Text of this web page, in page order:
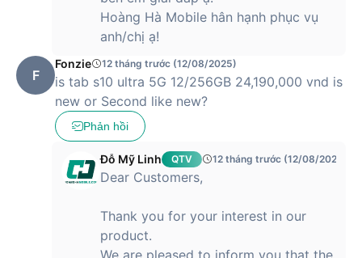
Atmos, Vision Booster, âm thanh AKG
AMR, Midi, MP3, WAV, WMA, AAC,
OGG, FLAC
Xem phim
Thiết kế
Chất liệu
Nhôm nguyên khối
Trọng lượng
723g
Kích thước
Dài 326.4 mm - Ngang 208.6 mm -
Dày 5.4 mm
Đánh giá chi tiết Samsung Galaxy Tab
S10 Ultra 5G 12GB/256GB
Samsung Galaxy Tab S10là thế hệ máy tính bảng mới nhất
đến từ thương hiệu Samsung. Phiên bản Tab S10 Ultra 5G
12GB/256GB sẽ là lựa chọn hợp lý dành cho những ai cần
Hoàng Hà Mobile hân hạnh phục vụ
anh/chị ạ!
F
Fonzie 12 tháng trước (12/08/2025)
is tab s10 ultra 5G 12/256GB 24,190,000 vnd is
new or Second like new?
Phản hồi
Đỗ Mỹ Linh QTV 12 tháng trước (12/08/2025)
Dear Customers,
Thank you for your interest in our
product.
We are pleased to inform you that the